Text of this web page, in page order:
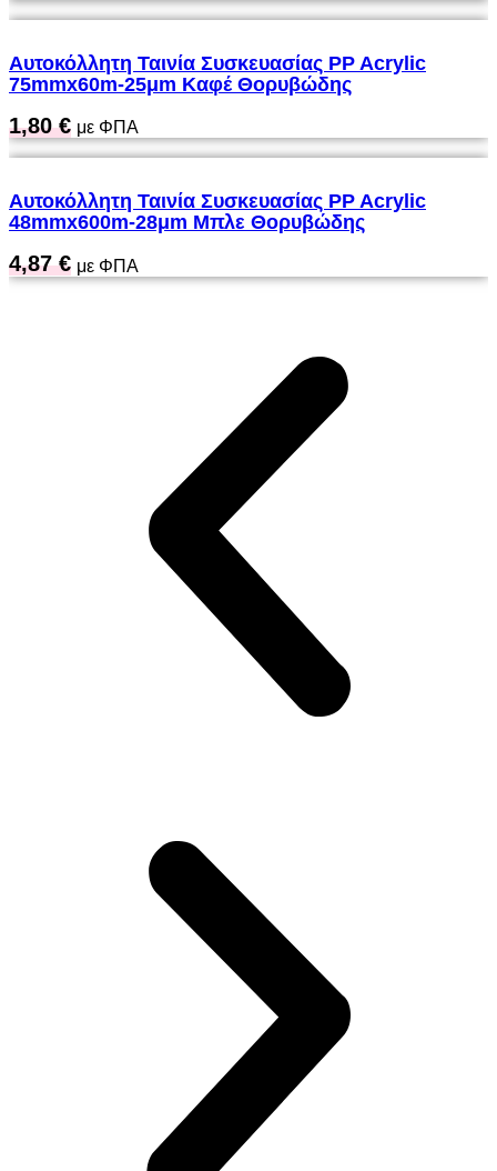
Αυτοκόλλητη Ταινία Συσκευασίας PP Acrylic
75mmx60m-25μm Καφέ Θορυβώδης
1,80€ με ΦΠΑ
Αυτοκόλλητη Ταινία Συσκευασίας PP Acrylic
48mmx600m-28μm Μπλε Θορυβώδης
4,87€ με ΦΠΑ